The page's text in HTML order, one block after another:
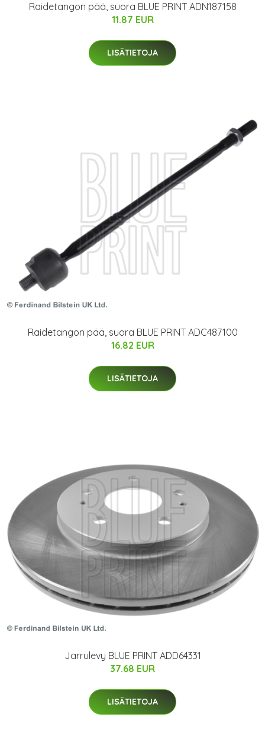
Raidetangon pää, suora BLUE PRINT ADN187158
11.87 EUR
LISÄTIETOJA
Raidetangon pää, suora BLUE PRINT ADC487100
16.82 EUR
LISÄTIETOJA
Jarrulevy BLUE PRINT ADD64331
37.68 EUR
LISÄTIETOJA